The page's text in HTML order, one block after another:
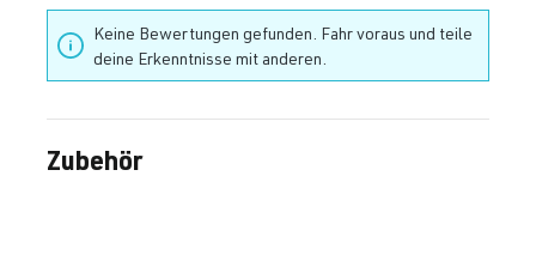
Keine Bewertungen gefunden. Fahr voraus und teile
deine Erkenntnisse mit anderen.
Produktgalerie überspringen
Zubehör